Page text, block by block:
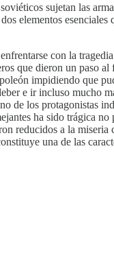
sujetan las
elementos esenciales
con la
que dieron un paso al
impidiendo que
e ir incluso mucho
de los protagonistas
ha sido trágica no
reducidos a la
una de las